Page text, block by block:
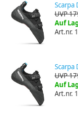
Scarpa
UVP
Auf
Art.nr.
Scarpa
UVP
Auf
Art.nr.